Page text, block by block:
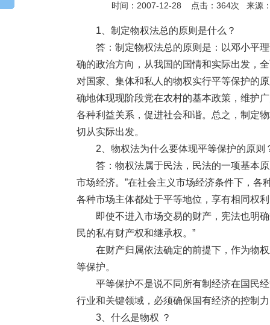
时间：2007-12-28 点击： 364次 来源
1、制定物权法总的原则是什么？
答：制定物权法总的原则是：以邓小平理
确的政治方向，从我国的国情和实际出发，
对国家、集体和私人的物权实行平等保护的
确地体现现阶段党在农村的基本政策，维护
各种利益关系，促进社会和谐。总之，制定
切从实际出发。
2、物权法为什么要体现平等保护的原则
答：物权法属于民法，民法的一项基本原
市场经济。”在社会主义市场经济条件下，
各种市场主体都处于平等地位，享有相同权
即使不进入市场交易的财产，宪法也明确
民的私有财产权和继承权。”
在财产归属依法确定的前提下，作为物权
等保护。
平等保护不是说不同所有制经济在国民经
行业和关键领域，必须确保国有经济的控制
3、什么是物权 ？